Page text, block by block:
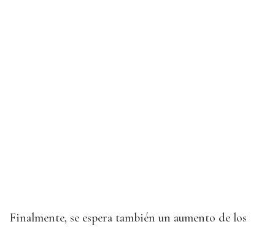
Finalmente, se espera también un aumento de los